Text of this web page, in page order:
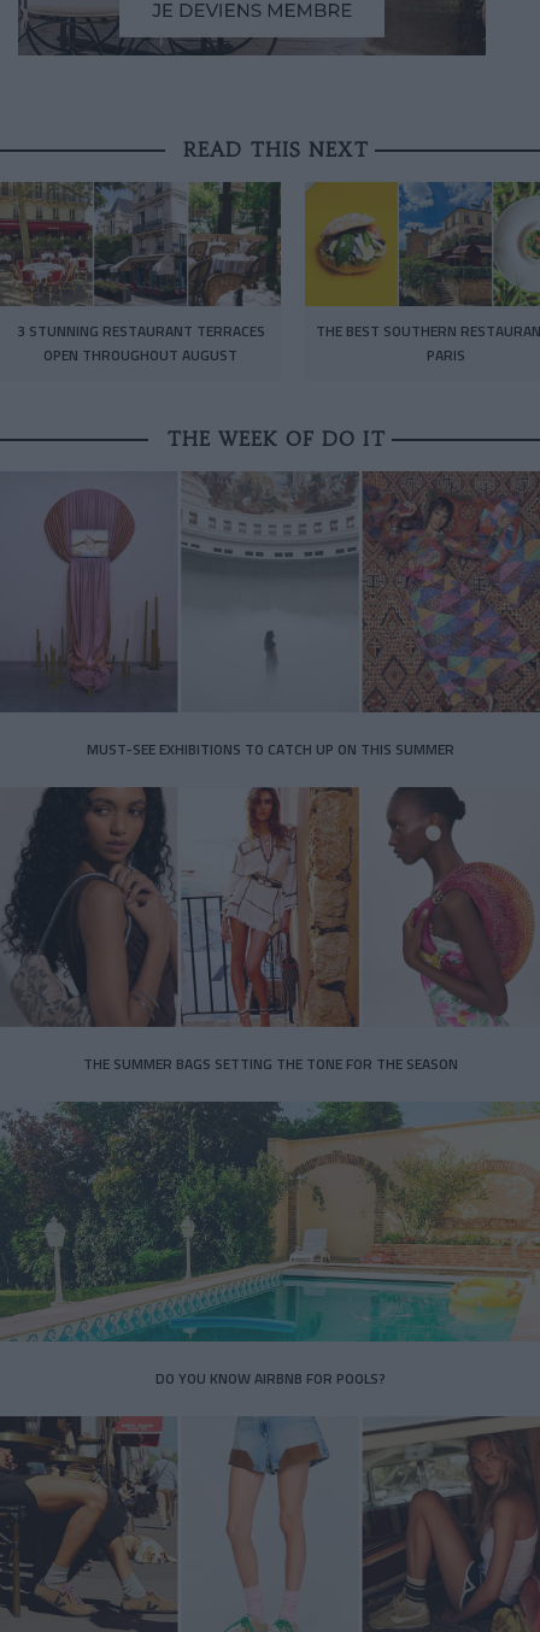
READ THIS NEXT
3 STUNNING RESTAURANT TERRACES
OPEN THROUGHOUT AUGUST
THE BEST SOUTHERN
PARIS
THE WEEK OF DO IT
MUST-SEE EXHIBITIONS TO CATCH UP ON THIS SUMMER
THE SUMMER BAGS SETTING THE TONE FOR THE SEASON
DO YOU KNOW AIRBNB FOR POOLS?